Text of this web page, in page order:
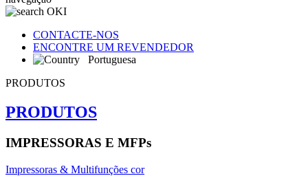
CONTACTE-NOS
ENCONTRE UM REVENDEDOR
Portuguesa
PRODUTOS
PRODUTOS
IMPRESSORAS E MFPs
Impressoras & Multifunções cor